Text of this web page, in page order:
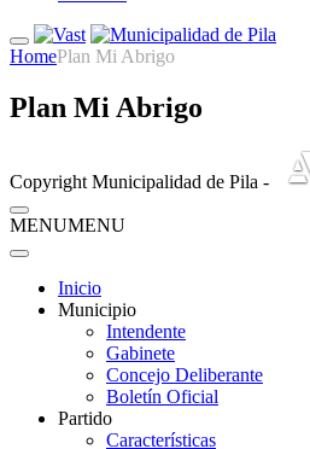
HomePlan Mi Abrigo
Plan Mi Abrigo
Copyright Municipalidad de Pila -
MENUMENU
Inicio
Municipio
Intendente
Gabinete
Concejo Deliberante
Boletín Oficial
Partido
Características